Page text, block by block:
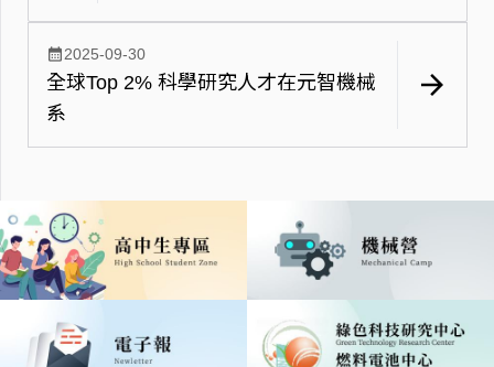
arrow_forward
calendar_month2025-09-30
全球Top 2% 科學研究人才在元智機械
系